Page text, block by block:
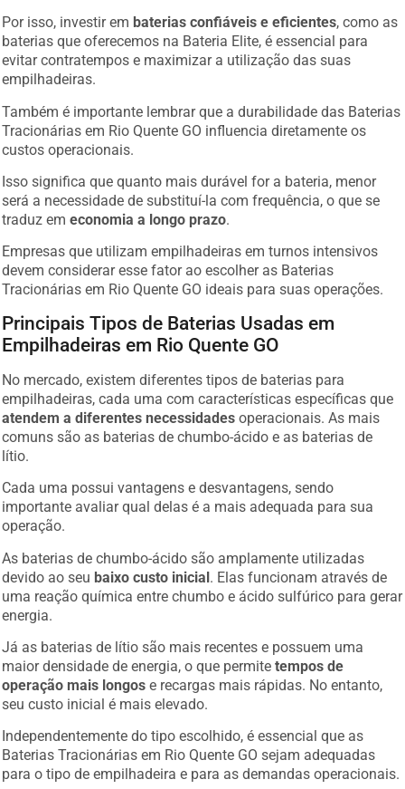
Por isso, investir em baterias confiáveis e eficientes, como as
baterias que oferecemos na Bateria Elite, é essencial para
evitar contratempos e maximizar a utilização das suas
empilhadeiras.
Também é importante lembrar que a durabilidade das Baterias
Tracionárias em Rio Quente GO influencia diretamente os
custos operacionais.
Isso significa que quanto mais durável for a bateria, menor
será a necessidade de substituí-la com frequência, o que se
traduz emeconomia a longo prazo.
Empresas que utilizam empilhadeiras em turnos intensivos
devem considerar esse fator ao escolher as Baterias
Tracionárias em Rio Quente GO ideais para suas operações.
Principais Tipos de Baterias Usadas em
Empilhadeiras em Rio Quente GO
No mercado, existem diferentes tipos de baterias para
empilhadeiras, cada uma com características específicas que
atendem a diferentes necessidades operacionais. As mais
comuns são as baterias de chumbo-ácido e as baterias de
lítio.
Cada uma possui vantagens e desvantagens, sendo
importante avaliar qual delas é a mais adequada para sua
operação.
As baterias de chumbo-ácido são amplamente utilizadas
devido ao seu baixo custo inicial. Elas funcionam através de
uma reação química entre chumbo e ácido sulfúrico para gerar
energia.
Já as baterias de lítio são mais recentes e possuem uma
maior densidade de energia, o que permitetempos de
operação mais longos e recargas mais rápidas. No entanto,
seu custo inicial é mais elevado.
Independentemente do tipo escolhido, é essencial que as
Baterias Tracionárias em Rio Quente GO sejam adequadas
para o tipo de empilhadeira e para as demandas operacionais.